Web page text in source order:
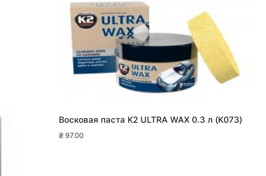
Восковая паста K2 ULTRA WAX 0.3 л (K073)
₴ 97.00